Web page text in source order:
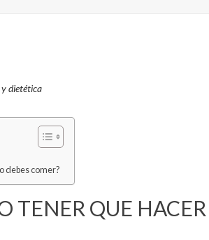
dietética
debes comer?
TENER QUE